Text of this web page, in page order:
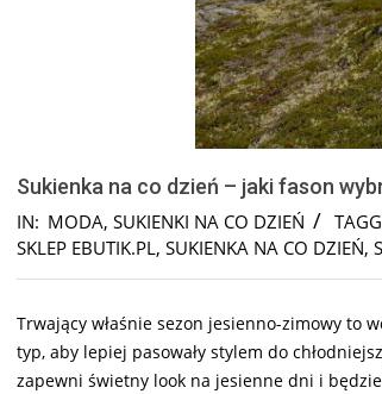
Sukienka na co dzień – jaki fason
IN: MODA, SUKIENKI NA CO DZIEŃ
SKLEP EBUTIK.PL, SUKIENKA NA CO DZIEŃ,
Trwający właśnie sezon jesienno-zimowy to
typ, aby lepiej pasowały stylem do
zapewni świetny look na jesienne dni i